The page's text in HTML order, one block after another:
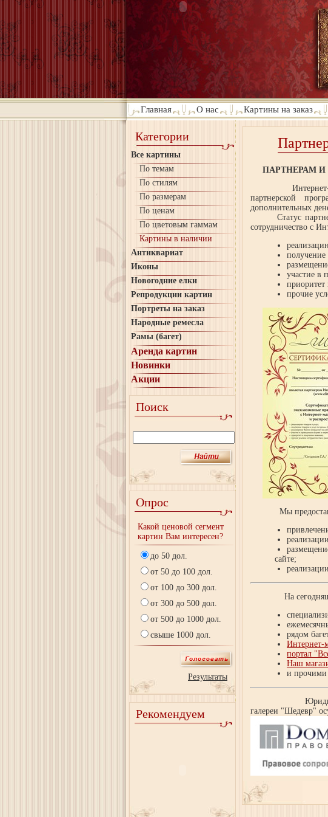
Главная О нас Картины на заказ
Категории
Все картины
По темам
По стилям
По размерам
По ценам
По цветовым гаммам
Картины в наличии
Антиквариат
Иконы
Новогодние елки
Репродукции картин
Портреты на заказ
Народные ремесла
Рамы (багет)
Аренда картин
Новинки
Акции
Поиск
Опрос
Какой ценовой сегмент
картин Вам интересен?
до 50 дол.
от 50 до 100 дол.
от 100 до 300 дол.
от 300 до 500 дол.
от 500 до 1000 дол.
свыше 1000 дол.
Результаты
Рекомендуем
ПАРТНЕРАМ И
Интернет-
партнерской
дополнительных
Статус партнера
сотрудничество с
получение
участие в
прочие
Мы
сайте;
На
рядом
Интернет-
портал
Наш
и прочими
Юридическую
галереи "Шедевр"